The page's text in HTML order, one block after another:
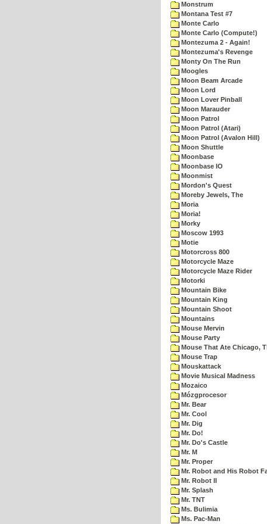
Monstrum
Montana Test #7
Monte Carlo
Monte Carlo (Compute!)
Montezuma 2 - Again!
Montezuma's Revenge
Monty On The Run
Moogles
Moon Beam Arcade
Moon Lord
Moon Lover Pinball
Moon Marauder
Moon Patrol
Moon Patrol (Atari)
Moon Patrol (Avalon Hill)
Moon Shuttle
Moonbase
Moonbase IO
Moonmist
Mordon's Quest
Moreby Jewels, The
Moria
Moria!
Morky
Moscow 1993
Motie
Motorcross 800
Motorcycle Maze
Motorcycle Maze Rider
Motorki
Mountain Bike
Mountain King
Mountain Shoot
Mountains
Mouse Mervin
Mouse Party
Mouse That Ate Chicago,
Mouse Trap
Mouskattack
Movie Musical Madness
Mozaico
Mózgprocesor
Mr. Bear
Mr. Cool
Mr. Dig
Mr. Do!
Mr. Do's Castle
Mr. M
Mr. Proper
Mr. Robot and His Robot
Mr. Robot II
Mr. Splash
Mr. TNT
Ms. Bulimia
Ms. Pac-Man